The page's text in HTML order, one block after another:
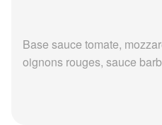
Base sauce tomate,
oignons rouges, sauce